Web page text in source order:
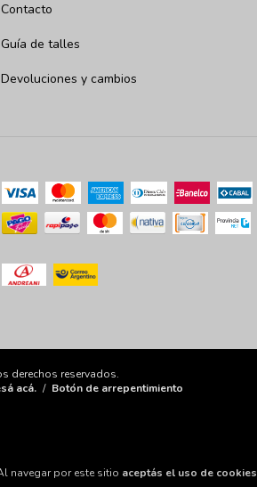
navegar por este sitio aceptás el uso de cookies
Contacto
Guía de talles
Devoluciones y cambios
derechos reservados.
acá. / Botón de arrepentimiento